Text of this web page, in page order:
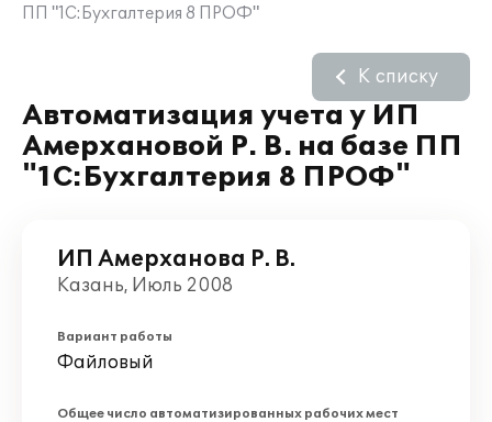
ПП "1С:Бухгалтерия 8 ПРОФ"
Автоматизация учета у ИП
Амерхановой Р. В. на базе ПП
"1С:Бухгалтерия 8 ПРОФ"
К списку
ИП Амерханова Р. В.
Казань, Июль 2008
Вариант работы
Файловый
Общее число автоматизированных рабочих мест